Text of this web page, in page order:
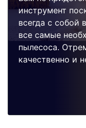
инструмент
всегда с собой
все самые
пылесоса.
качественно и